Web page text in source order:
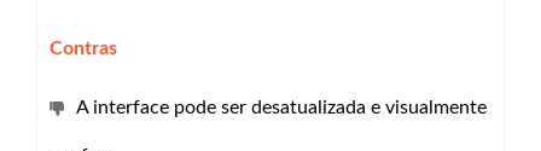
Contras
A interface pode ser desatualizada e visualmente